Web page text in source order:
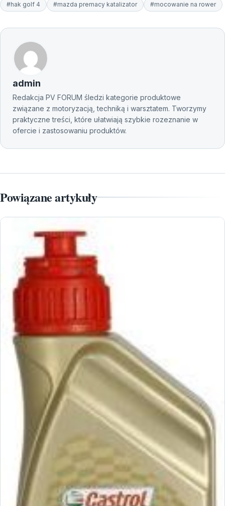
#hak golf 4
#mazda premacy katalizator #mocowanie na rower
admin
Redakcja PV FORUM śledzi kategorie produktowe
związane z motoryzacją, techniką i warsztatem. Tworzymy
praktyczne treści, które ułatwiają szybkie rozeznanie w
ofercie i zastosowaniu produktów.
Powiązane artykuły